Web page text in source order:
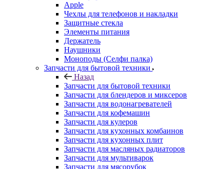
Защитные стекла
Элементы питания
Держатель
Наушники
Моноподы (Селфи палка)
Запчасти для бытовой техники
Назад
Запчасти для бытовой техники
Запчасти для блендеров и миксеров
Запчасти для водонагревателей
Запчасти для кофемашин
Запчасти для кулеров
Запчасти для кухонных комбаинов
Запчасти для кухонных плит
Запчасти для масляных радиаторов
Запчасти для мультиварок
Запчасти для мясорубок
Запчасти для посудомоечных машин